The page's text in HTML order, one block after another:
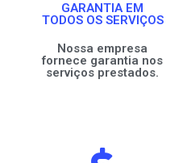
GARANTIA EM
TODOS OS SERVIÇOS
Nossa empresa
fornece garantia nos
serviços prestados.